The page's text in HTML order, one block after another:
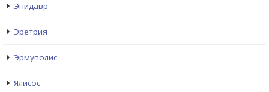
Эпидавр
Эретрия
Эрмуполис
Ялисос